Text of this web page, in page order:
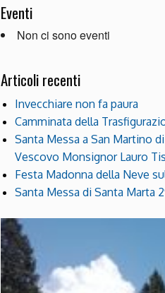
Eventi
Non ci sono eventi
Articoli recenti
Invecchiare non fa paura
Camminata della
Santa Messa a San Martino
Vescovo Monsignor Lauro
Festa Madonna della Neve
Santa Messa di Santa Marta